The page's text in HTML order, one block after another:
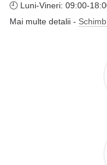
🕘 Luni-Vineri: 09:00-
Mai multe detalii -